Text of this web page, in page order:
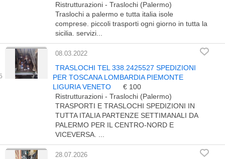
Ristrutturazioni - Traslochi (Palermo)
Traslochi a palermo e tutta italia isole
comprese. piccoli trasporti ogni giorno in tutta la
sicilia. servizi...
08.03.2022
TRASLOCHI TEL 338.2425527 SPEDIZIONI
PER TOSCANA LOMBARDIA PIEMONTE
LIGURIA VENETO
€ 100
Ristrutturazioni - Traslochi (Palermo)
TRASPORTI E TRASLOCHI SPEDIZIONI IN
TUTTA ITALIA PARTENZE SETTIMANALI DA
PALERMO PER IL CENTRO-NORD E
VICEVERSA. ...
28.07.2026